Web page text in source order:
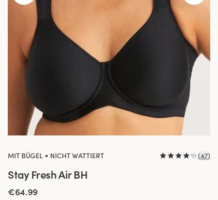
MIT BÜGEL • NICHT WATTIERT (47)
Stay Fresh Air BH
€64.99